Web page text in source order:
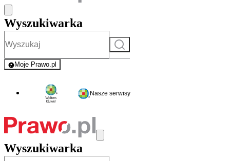
Wyszukiwarka
Szukaj
Moje Prawo.pl
- rejestracja i logowanie do serwisu
Nasze serwisy
Wyszukiwarka